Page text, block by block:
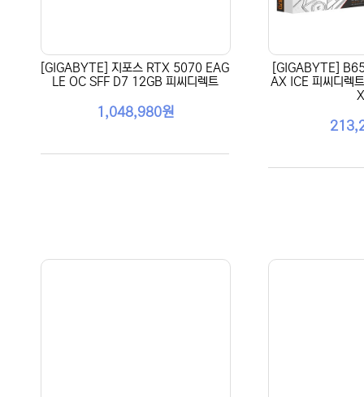
[GIGABYTE] 지포스 RTX 5070 EAG
LE OC SFF D7 12GB 피씨디렉트
1,048,980원
[GIGABYTE]
AX ICE 피씨디